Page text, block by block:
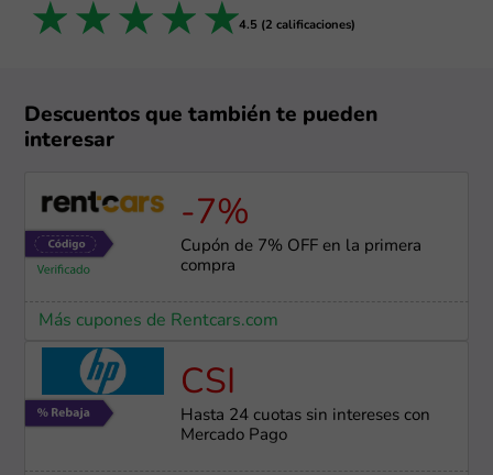
5 stars
4 stars
3 stars
2 stars
1 star 4.5 (2 calificaciones)
Descuentos que también te pueden
interesar
-7%
Cupón de 7% OFF en la primera
compra
Más cupones de Rentcars.com
CSI
Hasta 24 cuotas sin intereses con
Mercado Pago